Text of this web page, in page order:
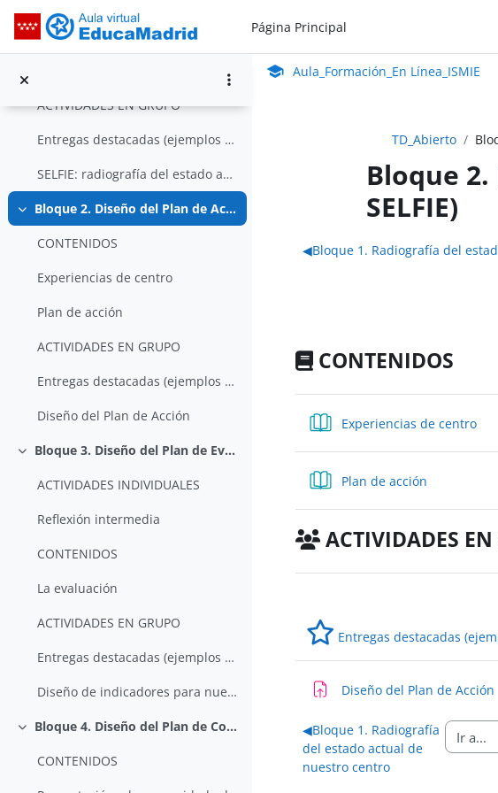
Aula_Formación_En Línea_ISMIEPágina Principal
Colapsar
CONTENIDOS
ACTIVIDADES EN GRUPO
Entregas destacadas (ejemplos de ediciones anterio...
SELFIE: radiografía del estado actual de nuestro centro
Colapsar Bloque 2. Diseño del Plan de Acción (Cómo hacer SELFIE)
CONTENIDOS
Experiencias de centro
Plan de acción
ACTIVIDADES EN GRUPO
Entregas destacadas (ejemplos de ediciones anterio...
Diseño del Plan de Acción
Colapsar Bloque 3. Diseño del Plan de Evaluación
ACTIVIDADES INDIVIDUALES
Reflexión intermedia
CONTENIDOS
La evaluación
ACTIVIDADES EN GRUPO
Entregas destacadas (ejemplos de ediciones anterio...
Diseño de indicadores para nuestro Plan de Evaluación
Colapsar Bloque 4. Diseño del Plan de Comunicación
CONTENIDOS
Aula Virtual de EducaMadrid:
Aula_Formación_En Línea_ISMIE
TD_Abierto
Bloque
SELFIE)
Perfilado de
◀︎Bloque 1. Radiografía del
CONTENIDOS
Experiencias de centroLibro
Plan de acción
ACTIVIDADES EN
Entregas destacadas
Diseño del Plan de Acción
◀︎Bloque 1. Radiografía
del estado actual de
nuestro centro